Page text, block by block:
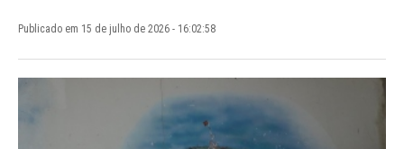
Publicado em 15 de julho de 2026 - 16:02:58